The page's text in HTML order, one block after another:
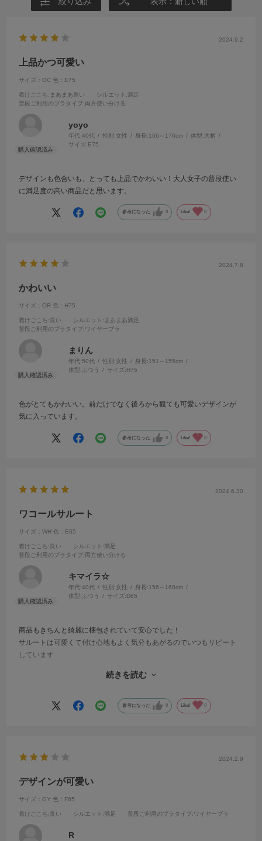
2024.9.2
上品かつ可愛い
サイズ：OC 色：E75
着けごこち:まあまあ良い シルエット :満足
普段ご利用のブラタイプ :両方使い分ける
yoyo
年代:40代 性別:女性 身長:166～170cm 体型:大柄
サイズ:E75
デザインも色合いも、とっても上品でかわいい！大人女子の普段使い
に満足度の高い商品だと思います。
参考になった 0 Like! 0
2024.7.8
かわいい
サイズ：OR 色：H75
着けごこち:良い シルエット :まあまあ満足
普段ご利用のブラタイプ :ワイヤーブラ
まりん
年代:50代 性別:女性 身長:151～155cm
体型:ふつう サイズ:H75
色がとてもかわいい。前だけでなく後ろから観ても可愛いデザインが
気に入っています。
参考になった 0 Like! 0
2024.6.30
ワコールサルート
サイズ：WH 色：E65
着けごこち:良い シルエット :満足
普段ご利用のブラタイプ :両方使い分ける
キマイラ☆
年代:40代 性別:女性 身長:156～160cm
体型: ふつう サイズ:D65
商品もきちんと綺麗に梱包されていて安心でした！
サルートは可愛くて付け心地もよく気分もあがるのでいつもリピート
しています
続きを読む
参考になった 0 Like! 0
2024.2.9
デザインが可愛い
サイズ：GY 色：F65
着けごこち:良い シルエット :満足 普段ご利用のブラタイプ :ワイヤーブラ
R